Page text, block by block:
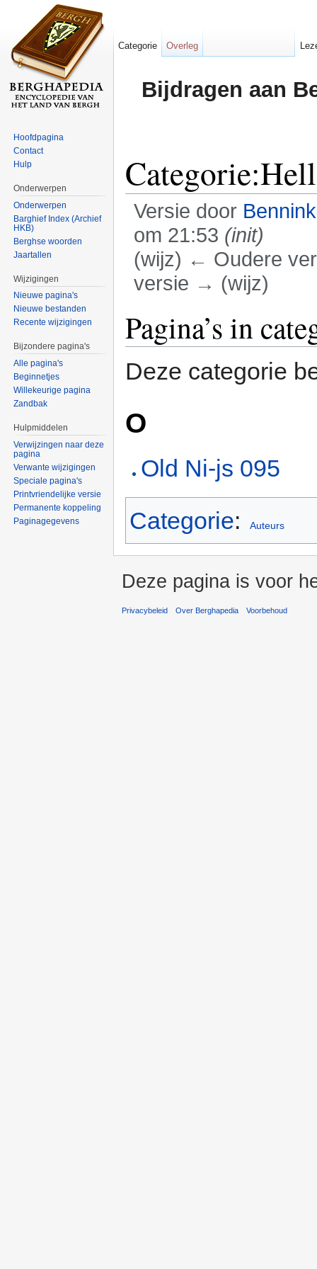
Bijdragen aan
Versie door
om 21:53 (init)
(wijz) ← Oudere
versie → (wijz)
Pagina’s in
Deze categorie
O
Old Ni-js 095
Categorie: Auteurs
Categorie Overleg
Hoofdpagina
Contact
Hulp
Onderwerpen
Onderwerpen
Barghief Index (Archief
HKB)
Berghse woorden
Jaartallen
Wijzigingen
Nieuwe pagina's
Nieuwe bestanden
Recente wijzigingen
Bijzondere pagina's
Alle pagina's
Beginnetjes
Willekeurige pagina
Zandbak
Hulpmiddelen
Verwijzingen naar deze
pagina
Verwante wijzigingen
Speciale pagina's
Printvriendelijke versie
Permanente koppeling
Paginagegevens
Deze pagina is voor
Privacybeleid Over Berghapedia Voorbehoud